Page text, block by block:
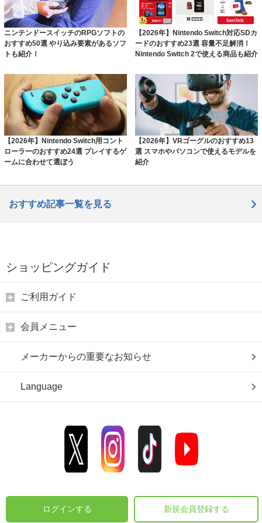
ニンテンドースイッチのRPGソフトの
おすすめ50選 やり込み要素があるソフ
トも紹介！
【2026年】Nintendo Switch対応SDカ
ードのおすすめ23選 容量不足解消！
Nintendo Switch 2で使える商品も紹介
【2026年】Nintendo Switch用コント
ローラーのおすすめ24選 プレイするゲ
ームに合わせて選ぼう
【2026年】VRゴーグルのおすすめ13
選 スマホやパソコンで使えるモデルを
紹介
おすすめ記事一覧を見る
ショッピングガイド
ご利用ガイド
会員メニュー
メーカーからの重要なお知らせ
Language
ログインする 新規会員登録する